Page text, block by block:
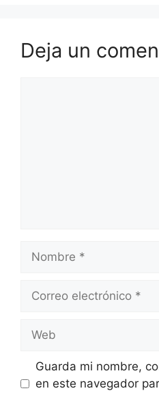
Deja un
Nombre
Correo
Web
Guarda mi nombre,
en este navegador